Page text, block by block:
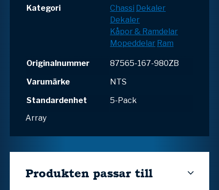
Kategori
Chassi Dekaler
Dekaler
Kåpor & Ramdelar
Mopeddelar Ram
Originalnummer
87565-167-980ZB
Varumärke
NTS
Standardenhet
5-Pack
Array
Produkten passar till